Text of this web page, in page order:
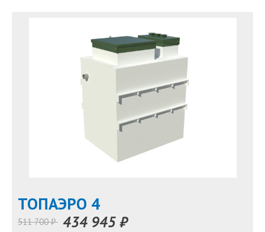
TOПАЭРО 4
511 700 ₽ 434 945 ₽